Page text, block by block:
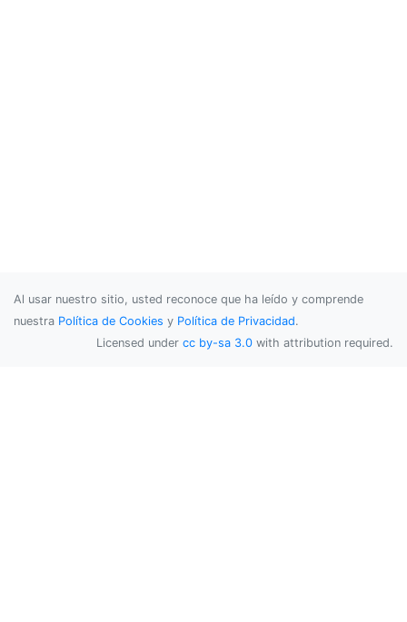
Al usar nuestro sitio, usted reconoce que ha leído y comprende
nuestra Política de Cookies y Política de Privacidad.
Licensed under cc by-sa 3.0 with attribution required.